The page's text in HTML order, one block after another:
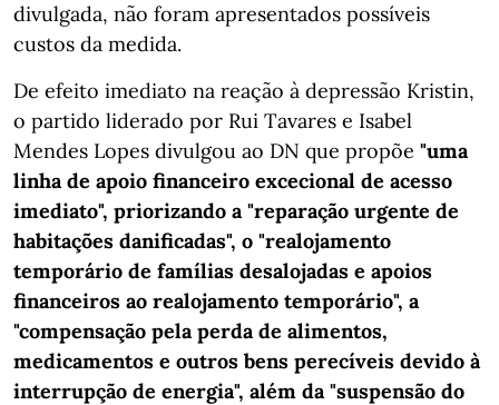
divulgada, não foram apresentados possíveis
custos da medida.
De efeito imediato na reação à depressão Kristin,
o partido liderado por Rui Tavares e Isabel
Mendes Lopes divulgou ao DN que propõe "uma
linha de apoio financeiro excecional de acesso
imediato", priorizando a "reparação urgente de
habitações danificadas", o "realojamento
temporário de famílias desalojadas e apoios
financeiros ao realojamento temporário", a
"compensação pela perda de alimentos,
medicamentos e outros bens perecíveis devido à
interrupção de energia", além da "suspensão do